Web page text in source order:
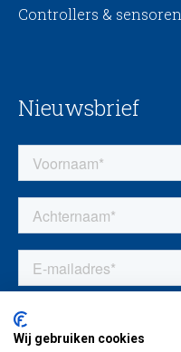
Controllers & sensoren
Nieuwsbrief
Wij gebruiken cookies